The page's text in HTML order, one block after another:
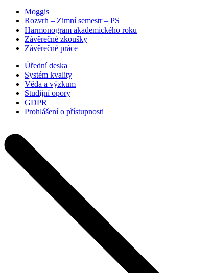
Moggis
Rozvrh – Zimní semestr – PS
Harmonogram akademického roku
Závěrečné zkoušky
Závěrečné práce
Úřední deska
Systém kvality
Věda a výzkum
Studijní opory
GDPR
Prohlášení o přístupnosti